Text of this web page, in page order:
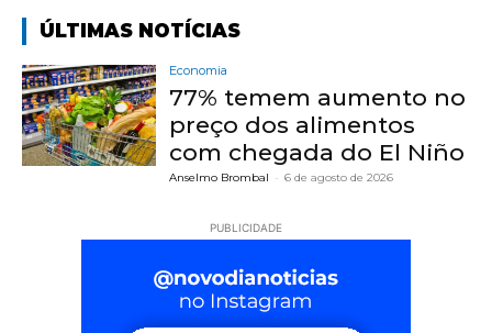
ÚLTIMAS NOTÍCIAS
Economia
77% temem aumento no
preço dos alimentos
com chegada do El Niño
Anselmo Brombal - 6 de agosto de 2026
PUBLICIDADE